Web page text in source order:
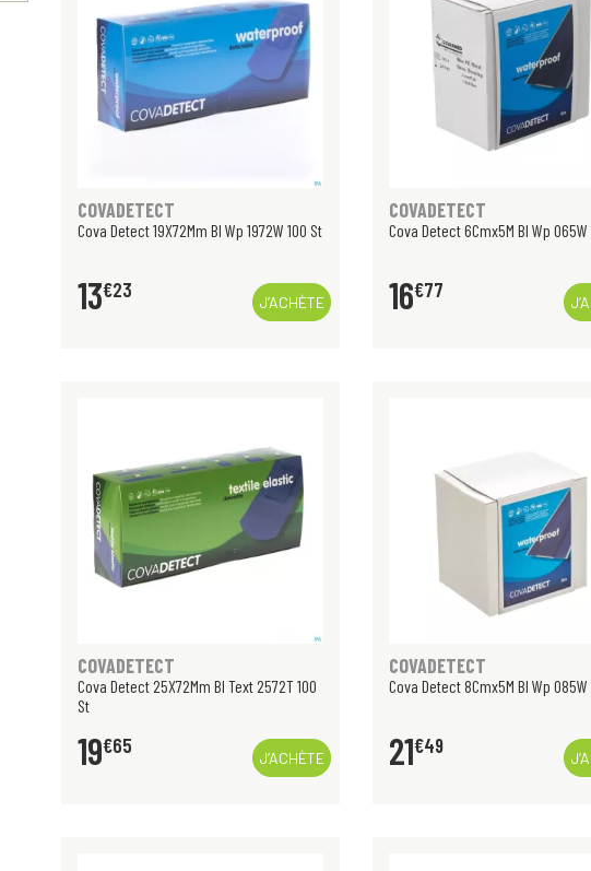
COVADETECT
Cova Detect 19X72Mm Bl Wp 1972W 100 St
13€23
J’ACHÈTE
COVADETECT
Cova Detect 6Cmx5M Bl Wp 065W
16€77
COVADETECT
Cova Detect 25X72Mm Bl Text 2572T 100
St
19€65
J’ACHÈTE
COVADETECT
Cova Detect 8Cmx5M Bl Wp 085W
21€49